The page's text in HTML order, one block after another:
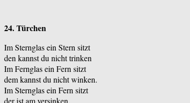
24. Türchen
Im Sternglas ein Stern sitzt
den kannst du nicht trinken
Im Fernglas ein Fern sitzt
dem kannst du nicht winken.
Im Sternglas ein Fern sitzt
der ist am versinken.